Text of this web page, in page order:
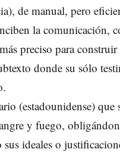
de manual, pero
la comunicación,
preciso para construir
donde su sólo
(estadounidense) que
y fuego,
sus ideales o